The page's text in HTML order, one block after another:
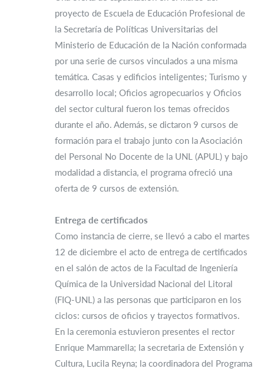
proyecto de Escuela de Educación Profesional de
la Secretaría de Políticas Universitarias del
Ministerio de Educación de la Nación conformada
por una serie de cursos vinculados a una misma
temática. Casas y edificios inteligentes; Turismo y
desarrollo local; Oficios agropecuarios y Oficios
del sector cultural fueron los temas ofrecidos
durante el año. Además, se dictaron 9 cursos de
formación para el trabajo junto con la Asociación
del Personal No Docente de la UNL (APUL) y bajo
modalidad a distancia, el programa ofreció una
oferta de 9 cursos de extensión.
Entrega de certificados
Como instancia de cierre, se llevó a cabo el martes
12 de diciembre el acto de entrega de certificados
en el salón de actos de la Facultad de Ingeniería
Química de la Universidad Nacional del Litoral
(FIQ-UNL) a las personas que participaron en los
ciclos: cursos de oficios y trayectos formativos.
En la ceremonia estuvieron presentes el rector
Enrique Mammarella; la secretaria de Extensión y
Cultura, Lucila Reyna; la coordinadora del Programa